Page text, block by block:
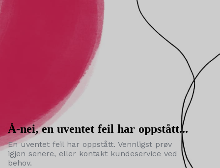
Å-nei, en uventet feil har oppstått...
En uventet feil har oppstått. Vennligst prøv
igjen senere, eller kontakt kundeservice ved
behov.